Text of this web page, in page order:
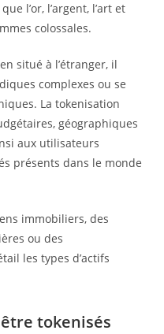
l’or, l’argent, l’art et
colossales.
situé à l’étranger, il
complexes ou se
La tokenisation
géographiques
aux utilisateurs
présents dans le monde
immobiliers, des
ou des
les types d’actifs
tokenisés